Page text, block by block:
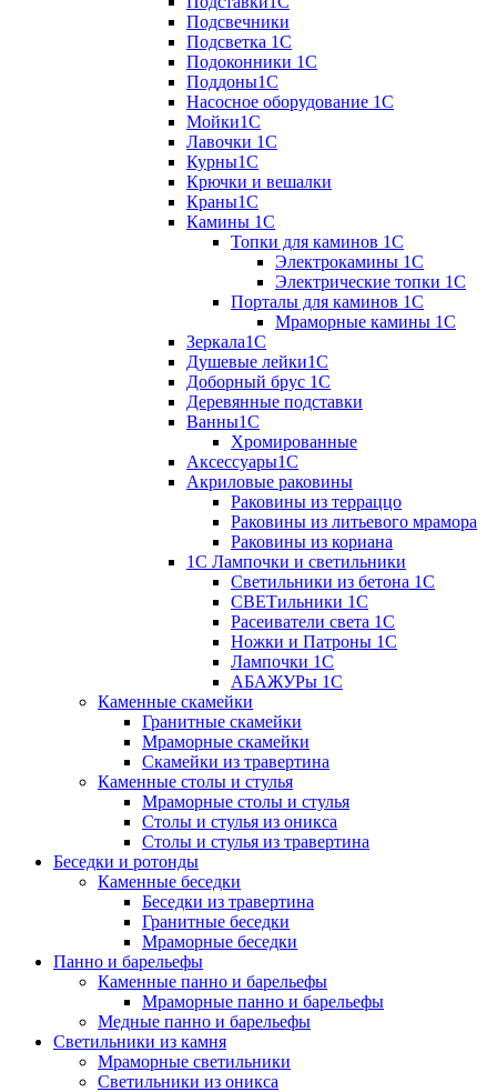
Подсвечники
Подсветка 1С
Подоконники 1С
Поддоны1С
Насосное оборудование 1С
Мойки1С
Лавочки 1С
Курны1С
Крючки и вешалки
Краны1С
Камины 1C
Топки для каминов 1C
Электрокамины 1С
Электрические топки 1C
Порталы для каминов 1С
Мраморные камины 1C
Зеркала1С
Душевые лейки1С
Доборный брус 1С
Деревянные подставки
Ванны1С
Хромированные
Аксессуары1С
Акриловые раковины
Раковины из терраццо
Раковины из литьевого мрамора
Раковины из кориана
1С Лампочки и светильники
Светильники из бетона 1С
СВЕТильники 1С
Расеиватели света 1С
Ножки и Патроны 1С
Лампочки 1С
АБАЖУРы 1С
Каменные скамейки
Гранитные скамейки
Мраморные скамейки
Скамейки из травертина
Каменные столы и стулья
Мраморные столы и стулья
Столы и стулья из оникса
Столы и стулья из травертина
Беседки и ротонды
Каменные беседки
Беседки из травертина
Гранитные беседки
Мраморные беседки
Панно и барельефы
Каменные панно и барельефы
Мраморные панно и барельефы
Медные панно и барельефы
Светильники из камня
Мраморные светильники
Светильники из оникса